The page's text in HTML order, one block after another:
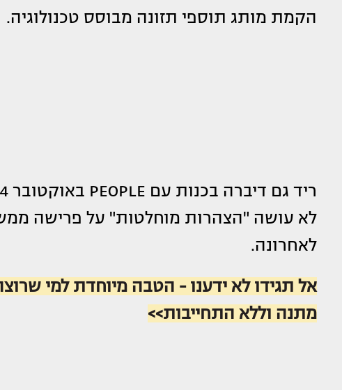
הקמת מותג תוספי תזונה מבוסס טכנולוגיה.
לא עושה "הצהרות מוחלטות" על פרישה
לאחרונה.
אל תגידו לא ידענו - הטבה מיוחדת למי
מתנה וללא התחייבות>>